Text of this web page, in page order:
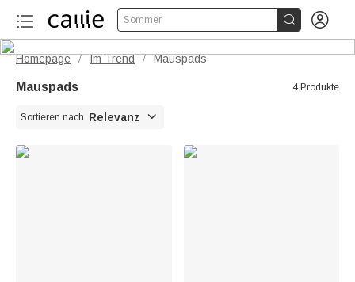
Sommer  
Homepage / Im Trend / Mauspads
Mauspads 4 Produkte
Sortieren nach Relevanz 